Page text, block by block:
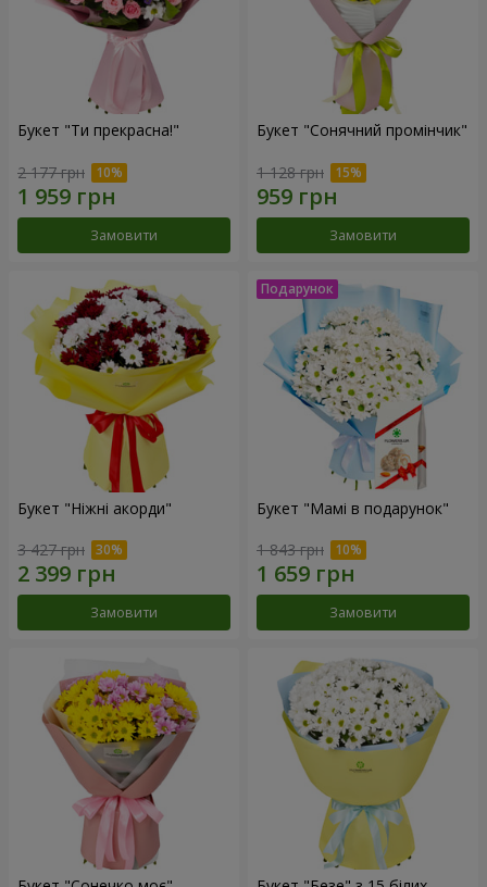
Букет "Ти прекрасна!"
2 177 грн
Замовити
Букет "Сонячний промінчик"
1 128 грн
Замовити
Букет "Ніжні акорди"
3 427 грн
Замовити
Букет "Мамі в подарунок"
1 843 грн
Замовити